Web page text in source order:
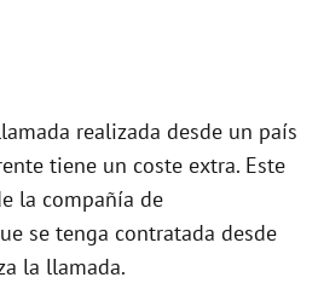
realizada desde un país
tiene un coste extra. Este
la compañía de
se tenga contratada desde
la llamada.